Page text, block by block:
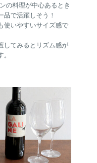
の料理が中心あるとき
で活躍しそう！
使いやすいサイズ感で
してみるとリズム感が